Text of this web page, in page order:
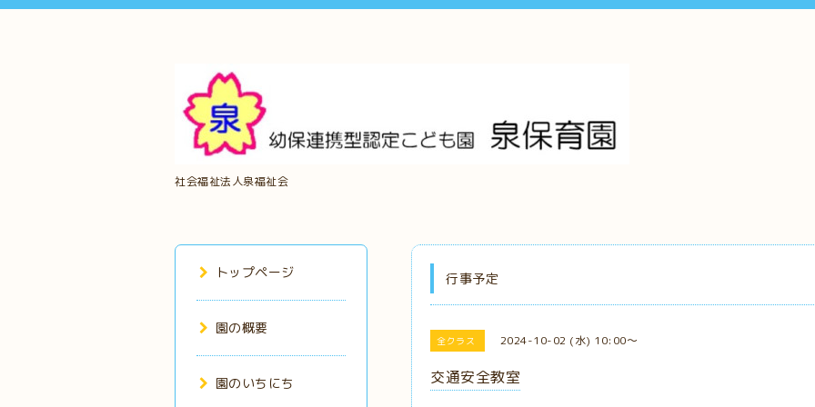
社会福祉法人泉福祉会
行事予定
全クラス 2024-10-02 (水) 10:00～
交通安全教室
トップページ
園の概要
園のいちにち